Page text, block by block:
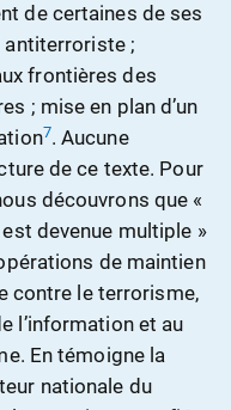
de certaines de ses
;
frontières des
; mise en plan d’un
7. Aucune
de ce texte. Pour
découvrons que «
devenue multiple »
de maintien
contre le terrorisme,
l’information et au
En témoigne la
nationale du